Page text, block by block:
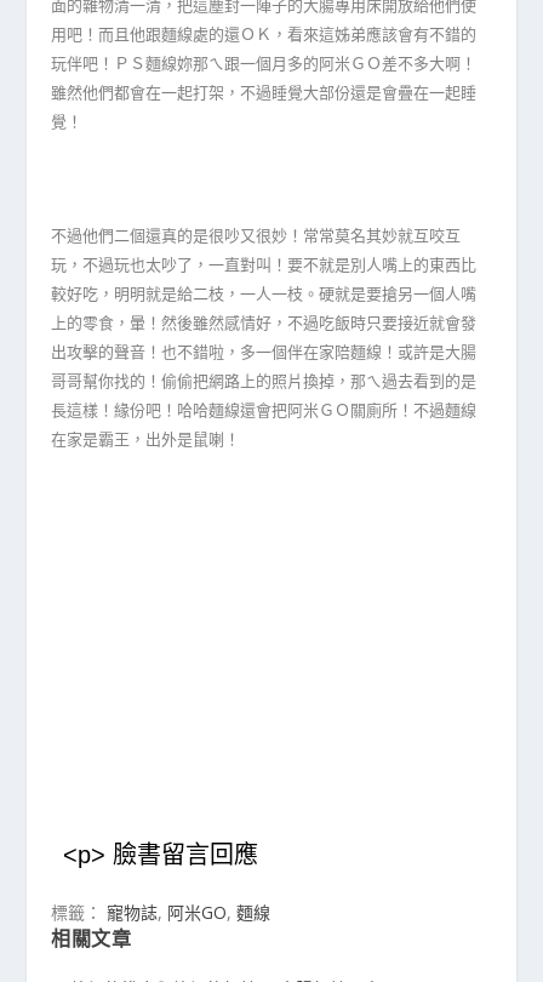
面的雜物清一清，把這塵封一陣子的大腸專用床開放給他們使
用吧！而且他跟麵線處的還ＯＫ，看來這姊弟應該會有不錯的
玩伴吧！ＰＳ麵線妳那ㄟ跟一個月多的阿米ＧＯ差不多大啊！
雖然他們都會在一起打架，不過睡覺大部份還是會疊在一起睡
覺！
不過他們二個還真的是很吵又很妙！常常莫名其妙就互咬互
玩，不過玩也太吵了，一直對叫！要不就是別人嘴上的東西比
較好吃，明明就是給二枝，一人一枝。硬就是要搶另一個人嘴
上的零食，暈！然後雖然感情好，不過吃飯時只要接近就會發
出攻擊的聲音！也不錯啦，多一個伴在家陪麵線！或許是大腸
哥哥幫你找的！偷偷把網路上的照片換掉，那ㄟ過去看到的是
長這樣！緣份吧！哈哈麵線還會把阿米ＧＯ關廁所！不過麵線
在家是霸王，出外是鼠喇！
<p> 臉書留言回應
標籤：寵物誌, 阿米GO,麵線
相關文章